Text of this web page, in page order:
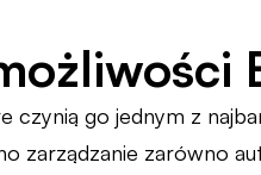
go jednym z
zarządzanie zarówno